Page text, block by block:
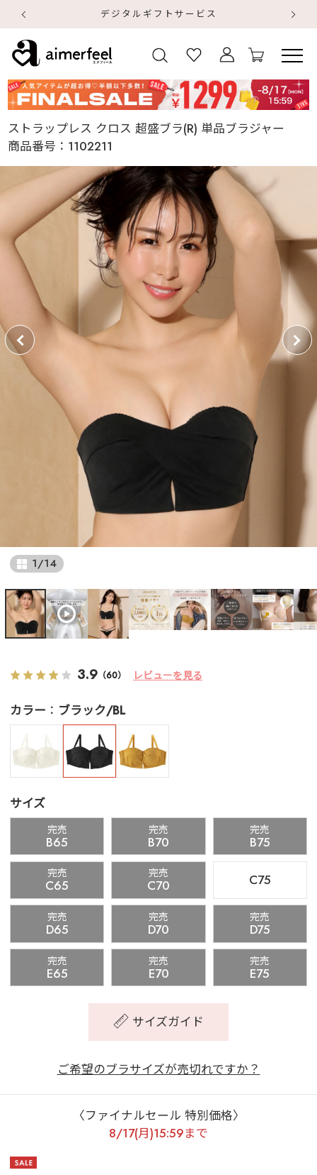
デジタルギフトサービス
ストラップレス クロス 超盛ブラ(R) 単品ブラジャー
商品番号： 1102211
1/14
3.9 （60） レビューを見る
カラー ブラック/BL
サイズ
完売
B65
完売
B70
完売
B75
完売
C65
完売
C70 C75
完売
D65
完売
D70
完売
D75
完売
E65
完売
E70
完売
E75
サイズガイド
ご希望のブラサイズが売切れですか？
〈ファイナルセール 特別価格〉
8/17(月)15:59まで